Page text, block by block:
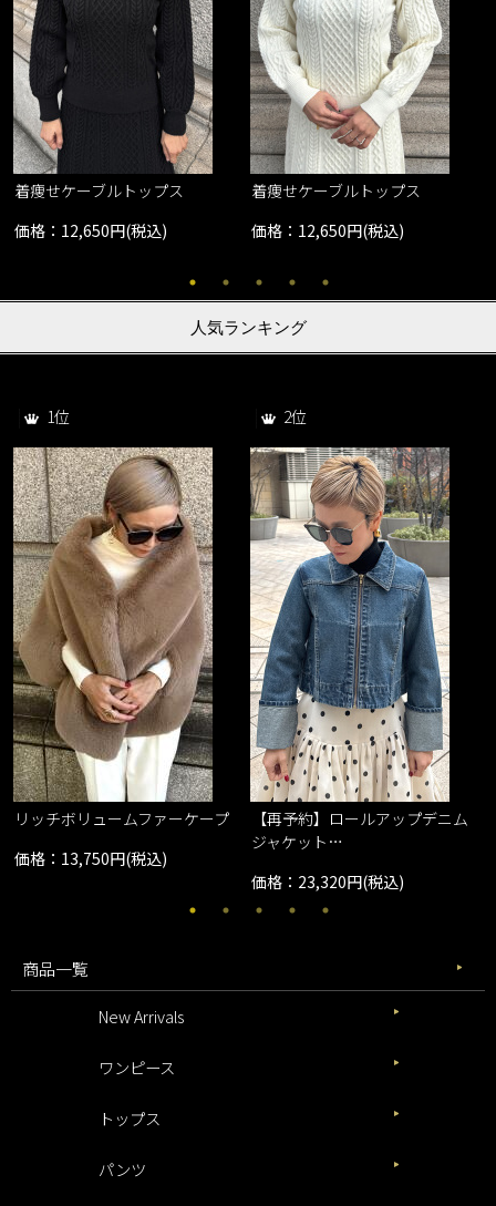
着痩せケーブルトップス
価格：12,650円(税込)
着痩せケーブルトップス
価格：12,650円(税込)
人気ランキング
1位
リッチボリュームファーケープ
価格：13,750円(税込)
2位
【再予約】ロールアップデニム
ジャケット…
価格：23,320円(税込)
商品一覧
New Arrivals
ワンピース
トップス
パンツ